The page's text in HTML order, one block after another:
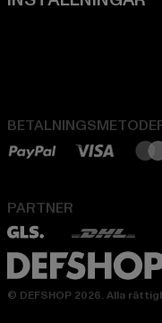
PARTNER
© DEFSHOP 2026. Alla